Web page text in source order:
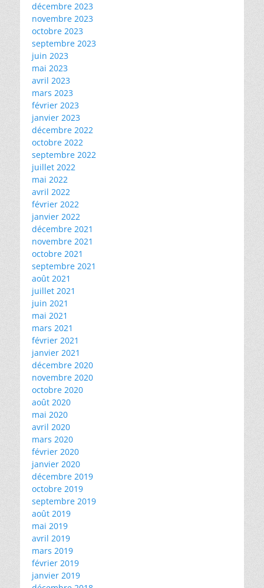
décembre 2023
novembre 2023
octobre 2023
septembre 2023
juin 2023
mai 2023
avril 2023
mars 2023
février 2023
janvier 2023
décembre 2022
octobre 2022
septembre 2022
juillet 2022
mai 2022
avril 2022
février 2022
janvier 2022
décembre 2021
novembre 2021
octobre 2021
septembre 2021
août 2021
juillet 2021
juin 2021
mai 2021
mars 2021
février 2021
janvier 2021
décembre 2020
novembre 2020
octobre 2020
août 2020
mai 2020
avril 2020
mars 2020
février 2020
janvier 2020
décembre 2019
octobre 2019
septembre 2019
août 2019
mai 2019
avril 2019
mars 2019
février 2019
janvier 2019